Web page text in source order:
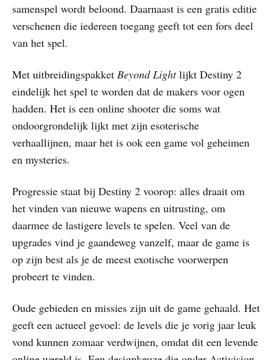
samenspel wordt beloond. Daarnaast is een gratis editie
verschenen die iedereen toegang geeft tot een fors deel
van het spel.
Met uitbreidingspakket Beyond Lightlijkt Destiny 2
eindelijk het spel te worden dat de makers voor ogen
hadden. Het is een online shooter die soms wat
ondoorgrondelijk lijkt met zijn esoterische
verhaallijnen, maar het is ook een game vol geheimen
en mysteries.
Progressie staat bij Destiny 2 voorop: alles draait om
het vinden van nieuwe wapens en uitrusting, om
daarmee de lastigere levels te spelen. Veel van de
upgrades vind je gaandeweg vanzelf, maar de game is
op zijn best als je de meest exotische voorwerpen
probeert te vinden.
Oude gebieden en missies zijn uit de game gehaald. Het
geeft een actueel gevoel: de levels die je vorig jaar leuk
vond kunnen zomaar verdwijnen, omdat dit een levende